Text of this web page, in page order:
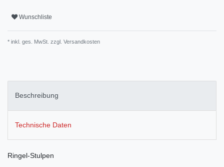
Wunschliste
* inkl. ges. MwSt. zzgl. Versandkosten
Beschreibung
Technische Daten
Ringel-Stulpen